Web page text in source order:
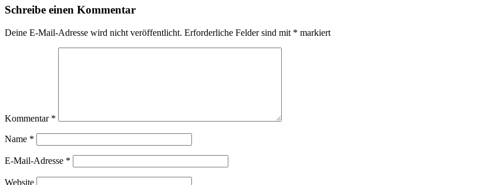
Schreibe einen Kommentar
Deine E-Mail-Adresse wird nicht veröffentlicht. Erforderliche Felder sind mit * markiert
Kommentar *
Name *
E-Mail-Adresse *
Website